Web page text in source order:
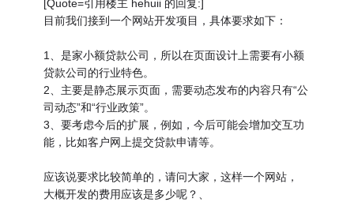
[Quote=引用楼主 hehuii 的回复:]
目前我们接到一个网站开发项目，具体要求如下：
1、是家小额贷款公司，所以在页面设计上需要有小额
贷款公司的行业特色。
2、主要是静态展示页面，需要动态发布的内容只有“公
司动态”和“行业政策”。
3、要考虑今后的扩展，例如，今后可能会增加交互功
能，比如客户网上提交贷款申请等。
应该说要求比较简单的，请问大家，这样一个网站，
大概开发的费用应该是多少呢？、